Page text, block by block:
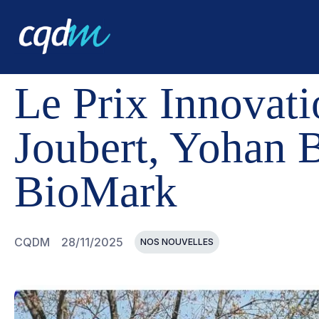
CQDM NOUVELLES ET ÉVÉNEMENTS LE PRIX
Le Prix
Joubert, Yohan
BioMark
CQDM 28/11/2025 NOS NOUVELLES